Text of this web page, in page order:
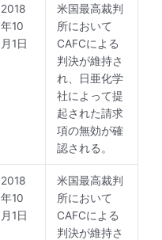
2018
年10
月1日
米国最高裁判
所において
CAFCによる
判決が維持さ
れ、日亜化学
社によって提
起された請求
項の無効が確
認される。
2018
年10
月1日
米国最高裁判
所において
CAFCによる
判決が維持さ